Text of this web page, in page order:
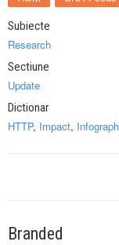
Subiecte
Research
Sectiune
Update
Dictionar
HTTP, Impact,
Branded